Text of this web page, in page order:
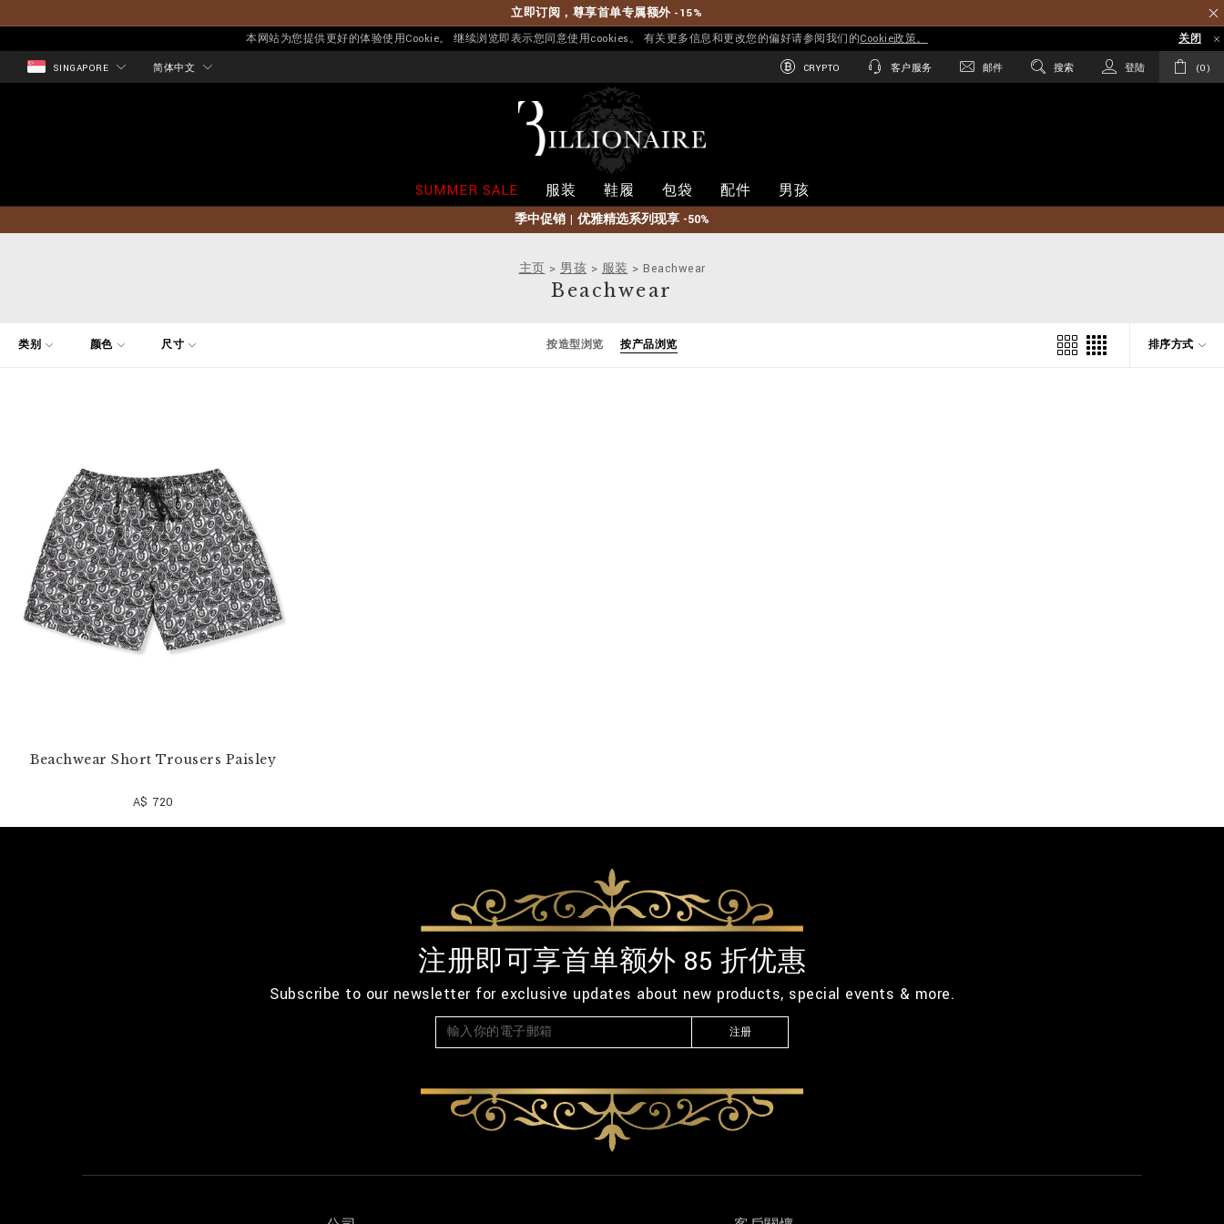
立即订阅，尊享首单专属额外 -15%
本网站为您提供更好的体验使用Cookie。 继续浏览即表示您同意使用cookies。 有关更多信息和更改您的偏好请参阅我们的Cookie政策。 关闭
SINGAPORE 简体中文 CRYPTO 客户服务 邮件 搜索 登陆 0
l
n
a
SUMMER SALE 服装 鞋履 包袋 配件 男孩
季中促销 | 优雅精选系列现享 -50%
主页 男孩 服装 Beachwear
Beachwear
排序方式
类别 颜色 尺寸 按造型浏览 按产品浏览
Beachwear Short Trousers Paisley
A$ 720
注册即可享首单额外 85 折优惠
Subscribe to our newsletter for exclusive updates about new products, special events & more.
注册